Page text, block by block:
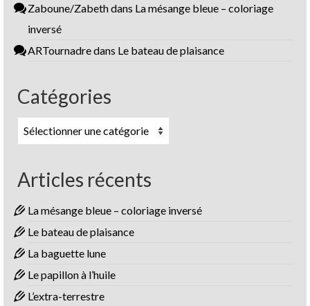
Zaboune/Zabethdans La mésange bleue – coloriage
inversé
ARTournadredans Le bateau de plaisance
Catégories
Catégories
Articles récents
La mésange bleue – coloriage inversé
Le bateau de plaisance
La baguette lune
Le papillon à l’huile
L’extra-terrestre